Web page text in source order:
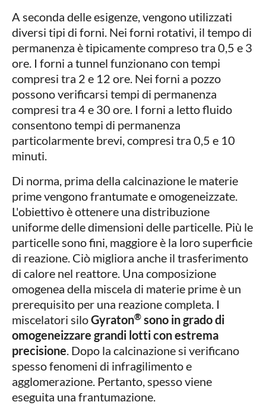
A seconda delle esigenze, vengono utilizzati
diversi tipi di forni. Nei forni rotativi, il tempo di
permanenza è tipicamente compreso tra 0,5 e 3
ore. I forni a tunnel funzionano con tempi
compresi tra 2 e 12 ore. Nei forni a pozzo
possono verificarsi tempi di permanenza
compresi tra 4 e 30 ore. I forni a letto fluido
consentono tempi di permanenza
particolarmente brevi, compresi tra 0,5 e 10
minuti.
Di norma, prima della calcinazione le materie
prime vengono frantumate e omogeneizzate.
L'obiettivo è ottenere una distribuzione
uniforme delle dimensioni delle particelle. Più le
particelle sono fini, maggiore è la loro superficie
di reazione. Ciò migliora anche il trasferimento
di calore nel reattore. Una composizione
omogenea della miscela di materie prime è un
prerequisito per una reazione completa. I
miscelatori siloGyraton® sono in grado di
omogeneizzare grandi lotti con estrema
precisione. Dopo la calcinazione si verificano
spesso fenomeni di infragilimento e
agglomerazione. Pertanto, spesso viene
eseguita una frantumazione.